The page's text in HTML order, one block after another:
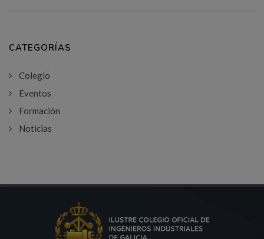
CATEGORÍAS
Colegio
Eventos
Formación
Noticias